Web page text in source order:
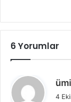
6 Yorumlar
4